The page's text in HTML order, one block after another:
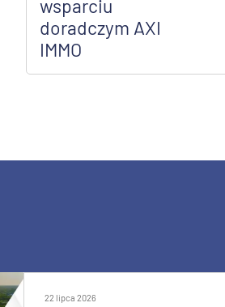
wsparciu
doradczym AXI
IMMO
22 lipca 2026